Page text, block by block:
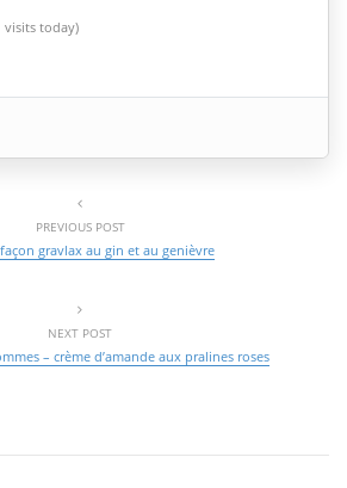
visits today)
PREVIOUS POST
gravlax au gin et au genièvre
NEXT POST
– crème d’amande aux pralines roses